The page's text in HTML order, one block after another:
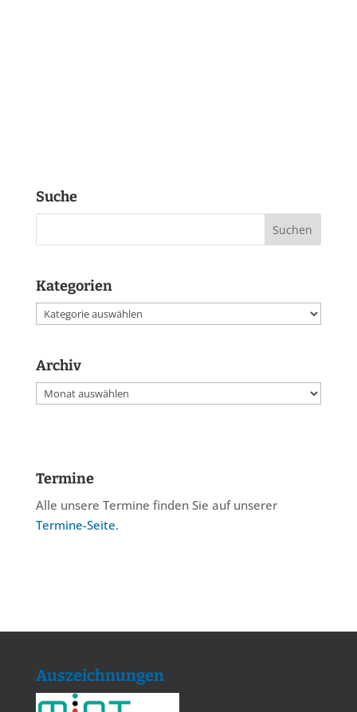
Suche
Kategorien
Kategorien
Archiv
Archiv
Termine
Alle unsere Termine finden Sie auf unserer
Termine-Seite.
Auszeichnungen